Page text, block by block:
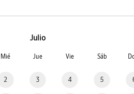
Julio
Mié Jue Vie Sáb
2 3 4 5